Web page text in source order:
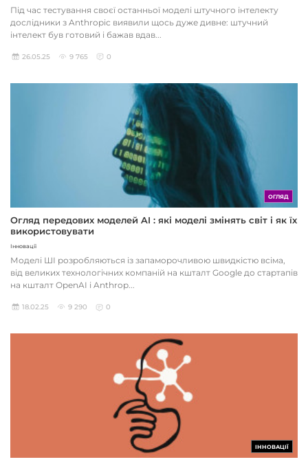
Під час тестування своєї останньої моделі штучного інтелекту
дослідники з Anthropic виявили щось дуже дивне: штучний
інтелект був готовий і бажав вдав...
26.05.25 9 765 0
ОГЛЯД
Огляд передових моделей AI : які моделі змінять світ і як їх
використовувати
Інновації
Моделі ШІ розробляються із запаморочливою швидкістю всіма,
від великих технологічних компаній на кшталт Google до стартапів
на кшталт OpenAI і Anthrop...
18.02.25 9 290 0
ІННОВАЦІЇ